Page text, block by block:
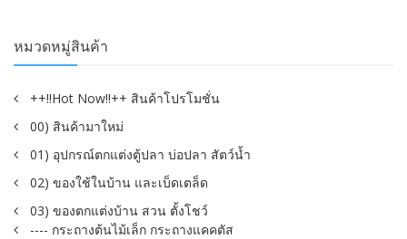
หมวดหมู่สินค้า
++!!Hot Now!!++ สินค้าโปรโมชั่น
00) สินค้ามาใหม่
01) อุปกรณ์ตกแต่งตู้ปลา บ่อปลา สัตว์น้ำ
02) ของใช้ในบ้าน และเบ็ดเตล็ด
03) ของตกแต่งบ้าน สวน ตั้งโชว์
---- กระถางต้นไม้เล็ก กระถางแคคตัส